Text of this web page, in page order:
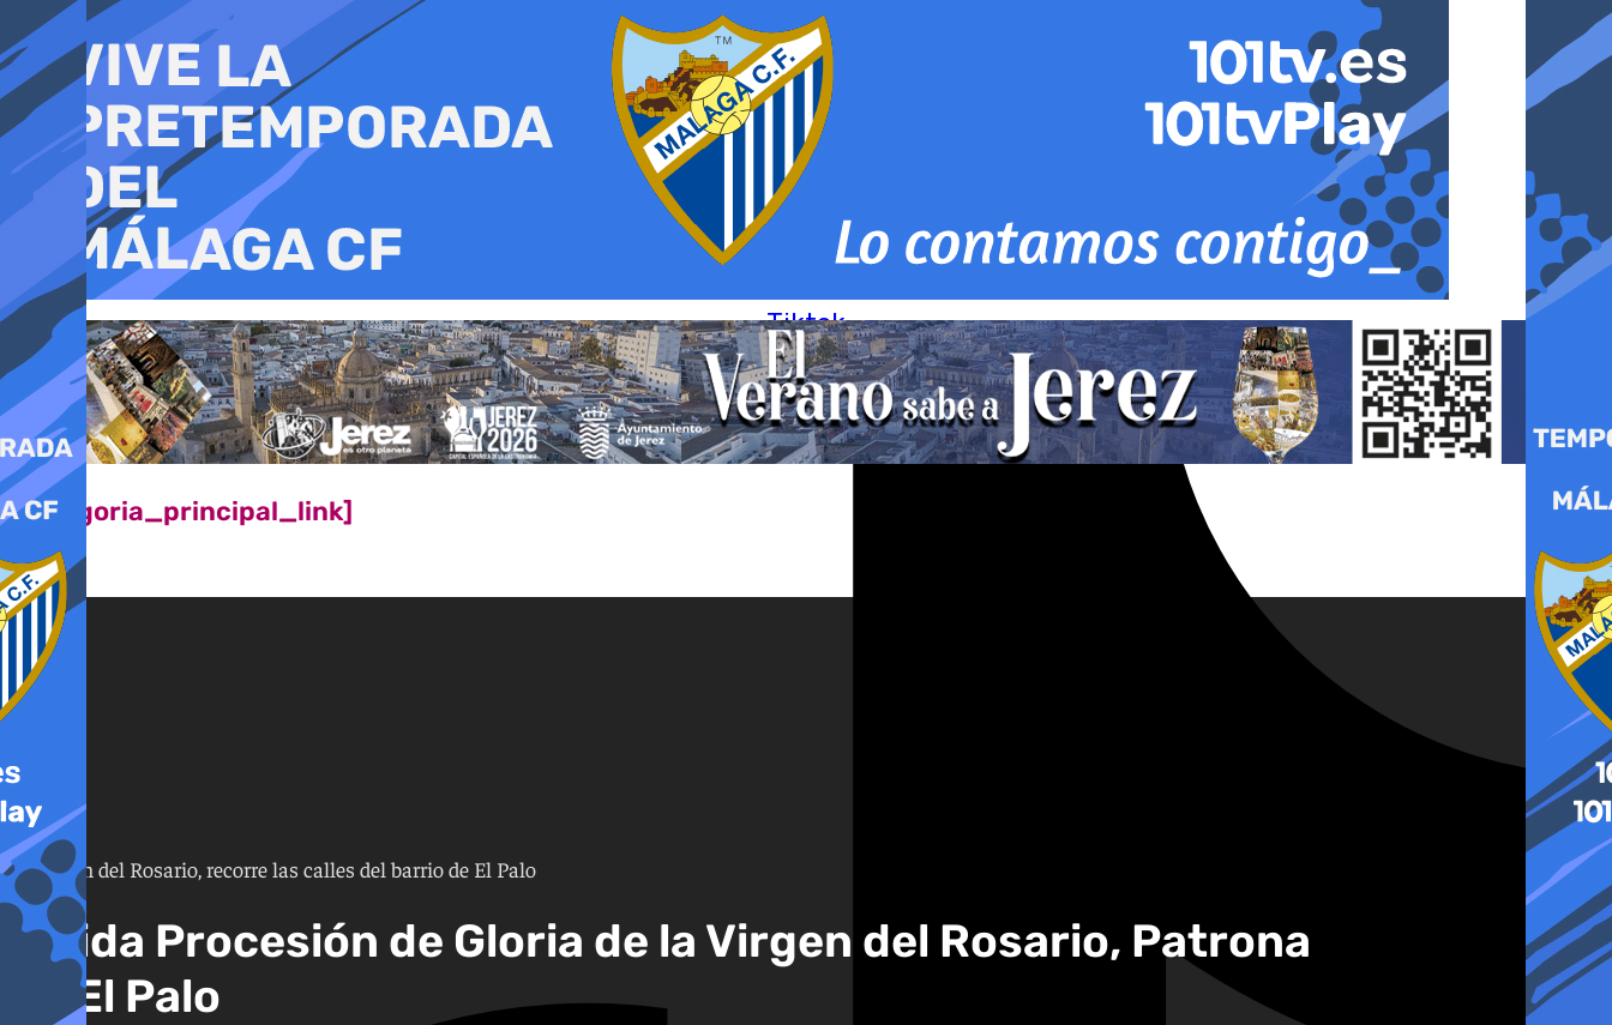
al
contenido
Tiktok
[categoria_principal_link]
La Virgen del Rosario, recorre las calles del barrio de El Palo
Salida Procesión de Gloria de la Virgen del Rosario, Patrona
de El Palo